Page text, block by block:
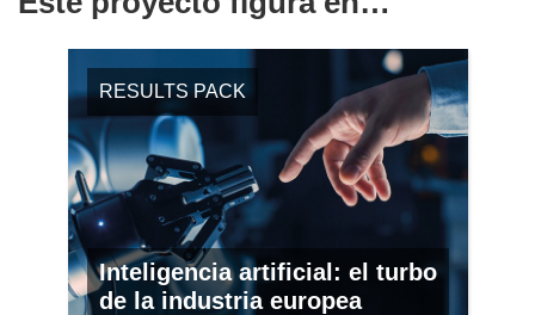
RESULTS PACK
Inteligencia artificial: el turbo
de la industria europea